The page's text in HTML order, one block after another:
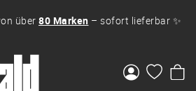
über 80 Marken – sofort lieferbar ✨